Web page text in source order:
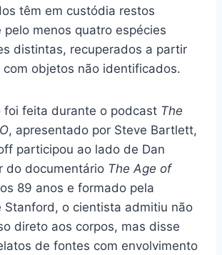
têm em custódia restos
pelo menos quatro espécies
distintas, recuperados a partir
objetos não identificados.
foi feita durante o podcast The
, apresentado por Steve Bartlett,
participou ao lado de Dan
do documentário The Age of
89 anos e formado pela
Stanford, o cientista admitiu não
direto aos corpos, mas disse
de fontes com envolvimento